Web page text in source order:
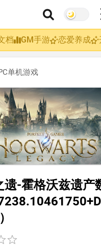
档 GM手游 恋爱养成
单机游戏
遗-霍格沃兹遗产